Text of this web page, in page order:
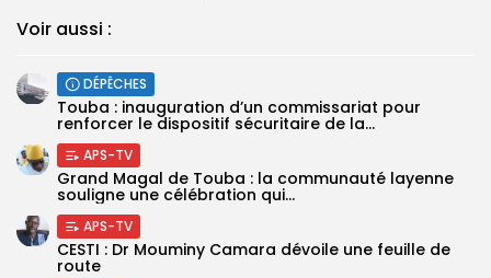
Voir aussi :
DÉPÊCHES
Touba : inauguration d’un commissariat pour
renforcer le dispositif sécuritaire de la...
APS-TV
Grand Magal de Touba : la communauté layenne
souligne une célébration qui...
APS-TV
CESTI : Dr Mouminy Camara dévoile une feuille de
route